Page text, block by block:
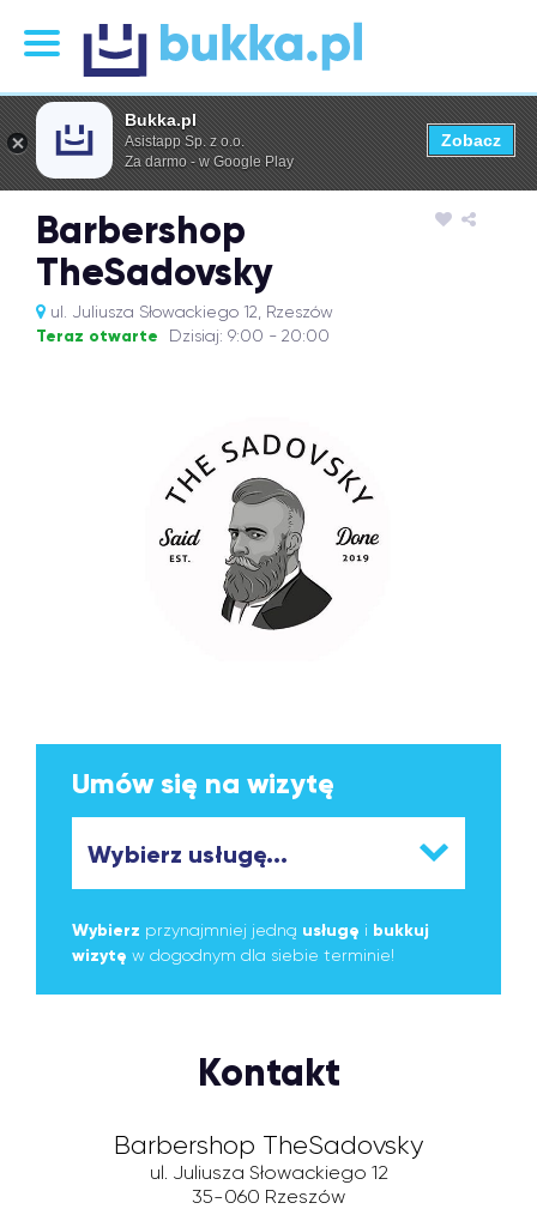
Barbershop
TheSadovsky
ul. Juliusza Słowackiego 12, Rzeszów
Teraz otwarte Dzisiaj: 9:00 - 20:00
Umów się na wizytę
Wybierz przynajmniej jedną usługę i bukkuj
wizytę w dogodnym dla siebie terminie!
Kontakt
Barbershop TheSadovsky
ul. Juliusza Słowackiego 12
35-060 Rzeszów
Bukka.pl
Asistapp Sp. z o.o.
Za darmo - w Google Play
Zobacz